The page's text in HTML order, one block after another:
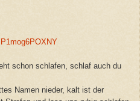
schon schlafen, schlaf auch du
Namen nieder, kalt ist der